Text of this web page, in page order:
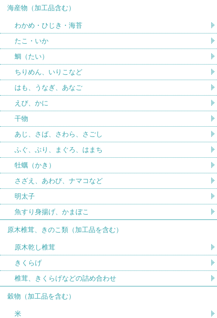
海産物（加工品含む）
わかめ・ひじき・海苔
たこ・いか
鯛（たい）
ちりめん、いりこなど
はも、うなぎ、あなご
えび、かに
干物
あじ、さば、さわら、さごし
ふぐ、ぶり、まぐろ、はまち
牡蠣（かき）
さざえ、あわび、ナマコなど
明太子
魚すり身揚げ、かまぼこ
原木椎茸、きのこ類（加工品を含む）
原木乾し椎茸
きくらげ
椎茸、きくらげなどの詰め合わせ
穀物（加工品を含む）
米